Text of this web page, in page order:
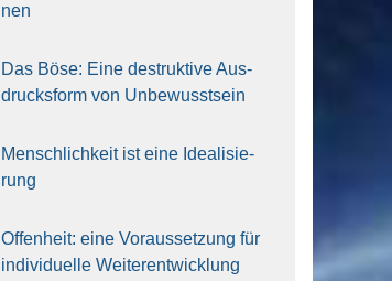
nen
Das Böse: Eine destruk­ti­ve Aus­
drucks­form von Unbe­wusst­sein
Mensch­lich­keit ist eine Idea­li­sie­
rung
Offen­heit: eine Vor­aus­set­zung für
indi­vi­du­el­le Wei­ter­ent­wick­lung